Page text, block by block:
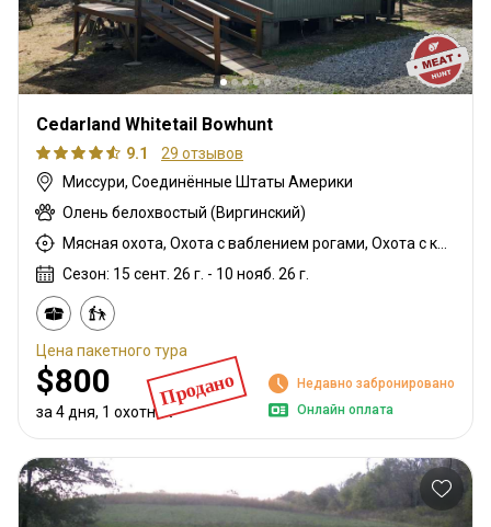
Cedarland Whitetail Bowhunt
9.1
29 отзывов
Миссури, Соединённые Штаты Америки
Олень белохвостый (Виргинский)
Сезон: 15 сент. 26 г. - 10 нояб. 26 г.
Продано
Цена пакетного тура
$800
за 4 дня, 1 охотник
Недавно забронировано
Онлайн оплата